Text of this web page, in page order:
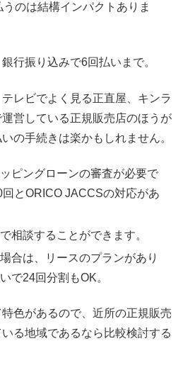
のは結構インパクトありま
行振り込みで6回払いまで。
レビでよく見る正直屋、キンラ
営している正規販売店のほうが
の手続きは楽かもしれません。
ピングローンの審査が必要で
とORICO JACCSの対応があ
相談することができます。
合は、リースのプランがあり
で24回分割もOK。
色があるので、近所の正規販売
る地域であるなら比較検討する